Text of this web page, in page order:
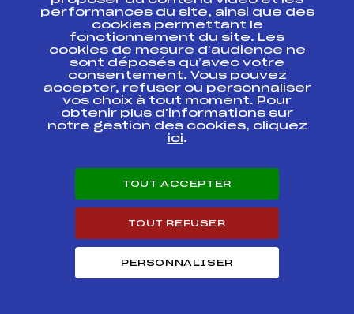
FNAM0163.FFS
10ème Nordique
des Crêtes
Marathon Ski Tour –
skate
FNAM0161.FFS
10ème Nordique
des Crêtes –
Classique
FFS
GRAND PRIX DE LA
VILLE DE BARR
Vosges 2013
LAVOINE
GRAND PRIX EDF
performances du site, ainsi que des
cookies permettant le
fonctionnement du site. Les
cookies de mesure d’audience ne
sont déposés qu’avec votre
consentement. Vous pouvez
accepter, refuser ou personnaliser
vos choix à tout moment. Pour
obtenir plus d'informations sur
notre gestion des cookies, cliquez
ici.
TOUT ACCEPTER
TOUT REFUSER
PERSONNALISER